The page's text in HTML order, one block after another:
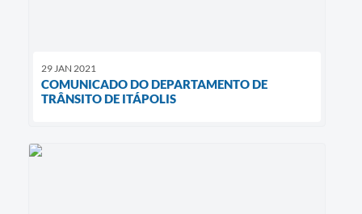
29 JAN 2021
COMUNICADO DO DEPARTAMENTO DE
TRÂNSITO DE ITÁPOLIS